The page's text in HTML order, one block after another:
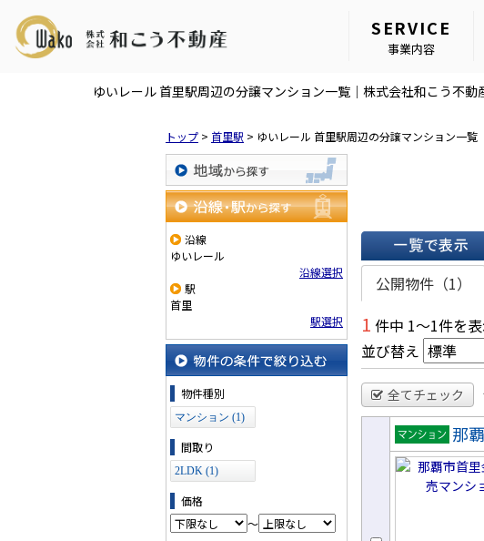
SERVICE
事業内容
ゆいレール 首里駅周辺の分譲マンション一覧｜株式会社和こう不動
トップ > 首里駅 > ゆいレール 首里駅周辺の分譲マンション一覧
地域から探す
沿線・駅から探す
沿線
ゆいレール
沿線選択
駅
首里
駅選択
物件の条件で絞り込む
物件種別
マンション (1)
間取り
2LDK (1)
価格
～
一覧で表示
公開物件（1）
1 件中 1～1件を
並び替え
全てチェック
売マンシ
ョン
那